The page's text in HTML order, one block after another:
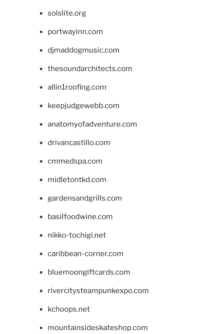
solslite.org
portwayinn.com
djmaddogmusic.com
thesoundarchitects.com
allin1roofing.com
keepjudgewebb.com
anatomyofadventure.com
drivancastillo.com
cmmedspa.com
midletontkd.com
gardensandgrills.com
basilfoodwine.com
nikko-tochigi.net
caribbean-corner.com
bluemoongiftcards.com
rivercitysteampunkexpo.com
kchoops.net
mountainsideskateshop.com